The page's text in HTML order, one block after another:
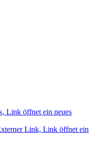
Link öffnet ein neues
Link, Link öffnet ein